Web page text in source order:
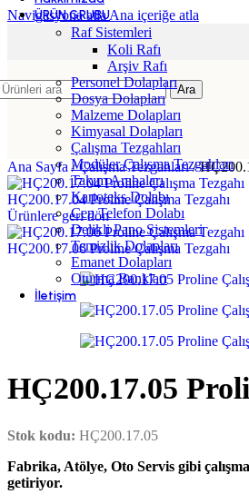
Navigasyona atlaAna içeriğe atla
Ara
ÜRÜN GRUBU
Raf Sistemleri
Koli Rafı
Arşiv Rafı
Personel Dolapları
Dosya Dolapları
Malzeme Dolapları
Kimyasal Dolapları
Çalışma Tezgahları
Modüler Çalışma Tezgahları
Takım Arabaları
Kartoteks Dolabı
Cep Telefon Dolabı
Delikli Pano Sistemleri
Temizlik Dolapları
Emanet Dolapları
Oturma Bankları
İletişim
Ana Sayfa/ Çalışma Tezgahları/
HÇ200.17.04 Proline Çalışma Tezgahı
Ürünlere geri dön
HÇ200.17.06 Proline Çalışma Tezgahı
HÇ200.17.05
Stok kodu: HÇ200.17.05
Fabrika, Atölye, Oto Servis gibi
getiriyor.